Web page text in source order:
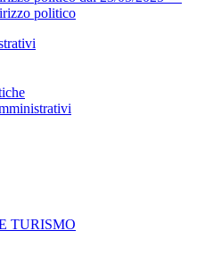
politico
TURISMO